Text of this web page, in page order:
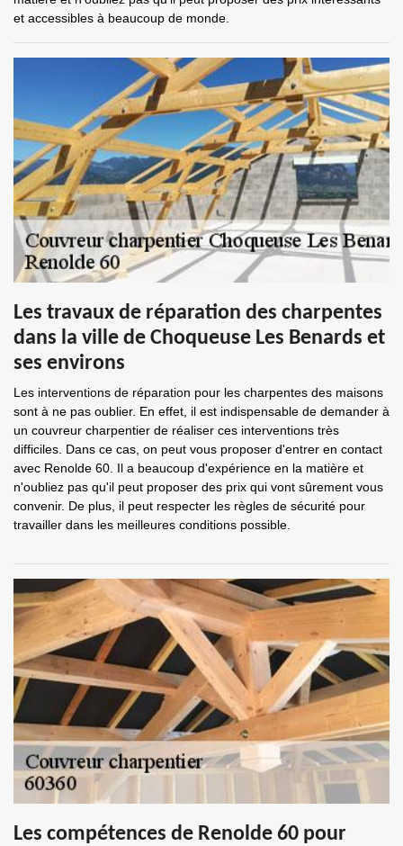
et accessibles à beaucoup de monde.
Les travaux de réparation des charpentes
dans la ville de Choqueuse Les Benards et
ses environs
Les interventions de réparation pour les charpentes des maisons
sont à ne pas oublier. En effet, il est indispensable de demander à
un couvreur charpentier de réaliser ces interventions très
difficiles. Dans ce cas, on peut vous proposer d'entrer en contact
avec Renolde 60. Il a beaucoup d'expérience en la matière et
n'oubliez pas qu'il peut proposer des prix qui vont sûrement vous
convenir. De plus, il peut respecter les règles de sécurité pour
travailler dans les meilleures conditions possible.
Les compétences de Renolde 60 pour